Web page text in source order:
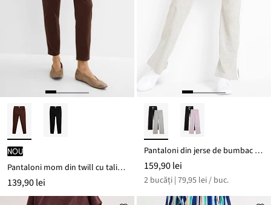
nou
Pantaloni mom din twill cu talie înaltă
139,90 lei
Pantaloni din jerse de bumbac cu stretch (set/2 buc.)
159,90 lei
2 bucăți | 79,95 lei / buc.